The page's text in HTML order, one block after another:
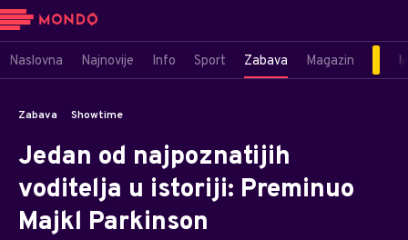
Naslovna Najnovije Info Sport Zabava Magazin
Zabava Showtime
Jedan od najpoznatijih
voditelja u istoriji: Preminuo
Majkl Parkinson